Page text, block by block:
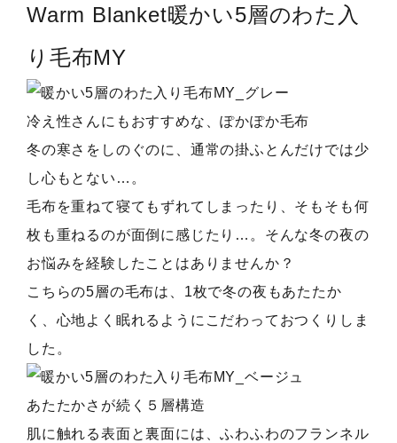
Warm Blanket暖かい5層のわた入
り毛布MY
冷え性さんにもおすすめな、ぽかぽか毛布
冬の寒さをしのぐのに、通常の掛ふとんだけでは少
し心もとない…。
毛布を重ねて寝てもずれてしまったり、そもそも何
枚も重ねるのが面倒に感じたり…。そんな冬の夜の
お悩みを経験したことはありませんか？
こちらの5層の毛布は、1枚で冬の夜もあたたか
く、心地よく眠れるようにこだわっておつくりしま
した。
あたたかさが続く５層構造
肌に触れる表面と裏面には、ふわふわのフランネル